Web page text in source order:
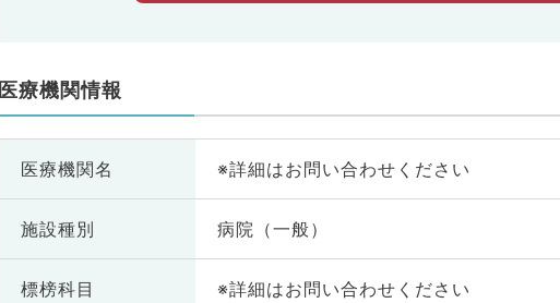
医療機関情報
医療機関名 ※詳細はお問い合わせください
施設種別 病院（一般）
標榜科目 ※詳細はお問い合わせください